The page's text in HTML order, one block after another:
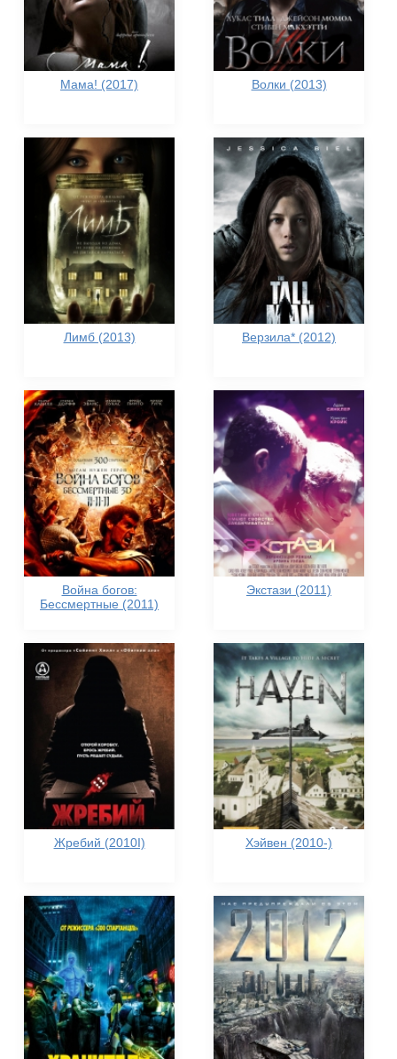
Мама! (2017) Волки (2013)
Лимб (2013) Верзила* (2012)
Война богов:
Бессмертные (2011)
Экстази (2011)
Жребий (2010I) Хэйвен (2010-)